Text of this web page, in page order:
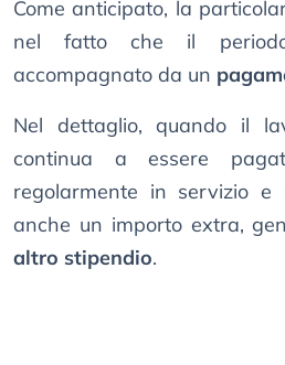
Come anticipato, la
nel fatto che il
accompagnato da un
Nel dettaglio, quando il
continua a essere
regolarmente in servizio e
anche un importo extra,
altro stipendio.